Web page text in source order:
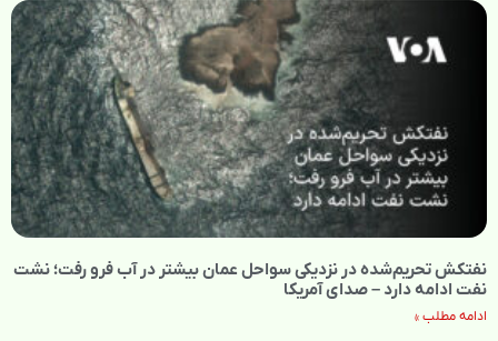
نفتکش تحریم‌شده در نزدیکی سواحل عمان بیشتر در آب فرو رفت؛ نشت
نفت ادامه دارد – صدای آمریکا
ادامه مطلب »